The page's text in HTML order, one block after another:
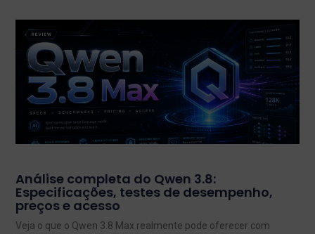
Análise completa do Qwen 3.8:
Especificações, testes de desempenho,
preços e acesso
Veja o que o Qwen 3.8 Max realmente pode oferecer com